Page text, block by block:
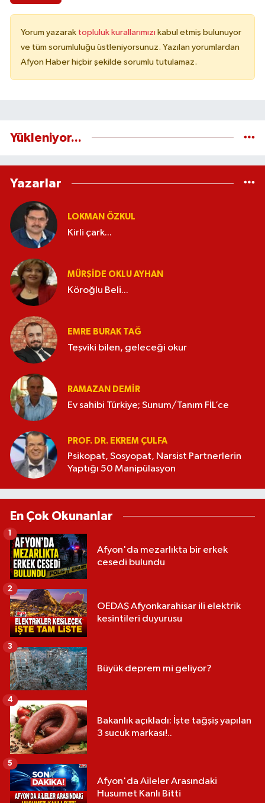
Yorum yazarak topluluk kurallarımızı kabul etmiş bulunuyor
ve tüm sorumluluğu üstleniyorsunuz. Yazılan yorumlardan
Afyon Haber hiçbir şekilde sorumlu tutulamaz.
Yükleniyor...
Yazarlar
LOKMAN ÖZKUL
Kirli çark...
MÜRŞIDE OKLU AYHAN
Köroğlu Beli...
EMRE BURAK TAĞ
Teşviki bilen, geleceği okur
RAMAZAN DEMİR
Ev sahibi Türkiye; Sunum/Tanım FİL’ce
PROF. DR. EKREM ÇULFA
Psikopat, Sosyopat, Narsist Partnerlerin
Yaptığı 50 Manipülasyon
En Çok Okunanlar
Afyon'da mezarlıkta bir erkek
cesedi bulundu
1
OEDAŞ Afyonkarahisar ili elektrik
kesintileri duyurusu
2
Büyük deprem mi geliyor?
3
Bakanlık açıkladı: İşte tağşiş yapılan
3 sucuk markası!..
4
Afyon'da Aileler Arasındaki
Husumet Kanlı Bitti
5